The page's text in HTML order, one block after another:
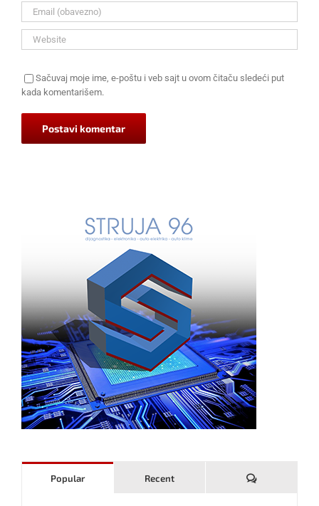
Sačuvaj moje ime, e-poštu i veb sajt u ovom čitaču sledeći put
kada komentarišem.
Popular Recent Komentari